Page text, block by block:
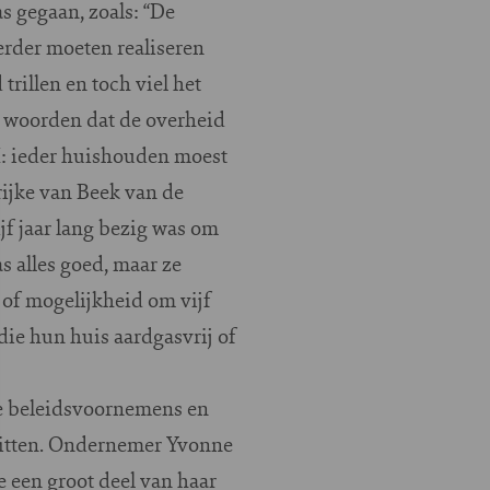
zoals: “De
moeten realiseren
trillen en toch viel het
dat de overheid
ieder huishouden moest
van Beek van de
jaar lang bezig was om
goed, maar ze
of mogelijkheid om vijf
hun huis aardgasvrij of
en
Ondernemer Yvonne
groot deel van haar